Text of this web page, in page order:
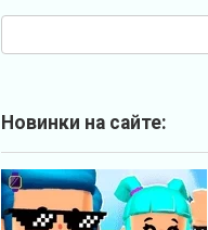
о
к
:
Новинки на сайте: